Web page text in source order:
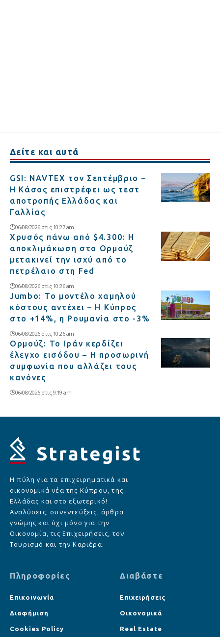
Δείτε και αυτά
GSI: NAVTEX τον Σεπτέμβριο –
Η Κάσος επιστρέφει ως τεστ
αποτροπής Ελλάδας και
Γαλλίας
06/08/2026 στις 10:27 am
Χρυσός πάνω από $4.300: Η
αποκλιμάκωση στο Ορμούζ
μετακινεί την ισχύ από το
πετρέλαιο στη Fed
06/08/2026 στις 10:26 am
Jumbo: Το μοντέλο χαμηλού
κόστους αντέχει – Η Κύπρος
στο +14%, η Ρουμανία στο -3%
06/08/2026 στις 10:26 am
Ορμούζ: Το Ιράν κερδίζει
έλεγχο εισόδου – Η προσωρινή
συμφωνία που αλλάζει τους
κανόνες
06/08/2026 στις 9:19 am
Η πύλη για τα επιχειρηματικά και
οικονομικά νέα της Κύπρου, της
Ελλάδας και στο εξωτερικό!
Αναλύσεις, συνεντεύξεις, άρθρα
γνώμης και όχι μόνο για την
Οικονομία, τις Επιχειρήσεις, τον
Τουρισμό και την Καριέρα.
Πληροφορίες
Επικοινωνία
Διαφήμιση
Cookies Policy
Διαβάστε
Επιχειρήσεις
Οικονομικά
Real Estate